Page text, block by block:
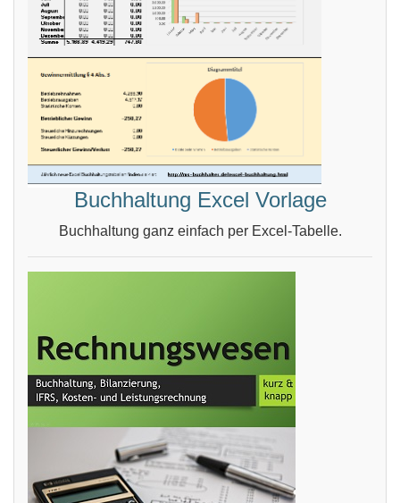
Buchhaltung Excel Vorlage
Buchhaltung ganz einfach per Excel-Tabelle.